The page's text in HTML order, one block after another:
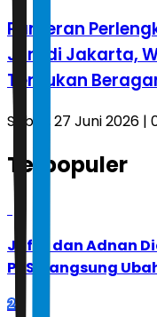
Pameran
Juni di Jakarta,
Temukan
Sabtu, 27 Juni 2026 |
Terpopuler
Jafar dan Adnan
PBSI Langsung
2